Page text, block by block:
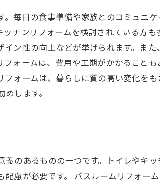
毎日の食事準備や家族とのコミュニ
チンリフォームを検討されている方
ン性の向上などが挙げられます。ま
ォームは、費用や工期がかかること
ォームは、暮らしに質の高い変化を
します。
のあるものの一つです。トイレやキ
慮が必要です。 バスルームリフォー